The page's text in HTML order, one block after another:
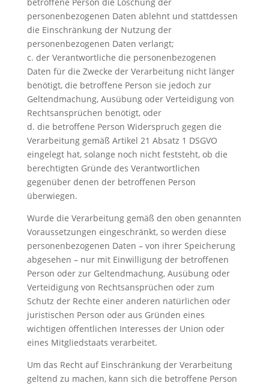
personenbezogenen Daten ablehnt und stattdessen
die Einschränkung der Nutzung der
personenbezogenen Daten verlangt;
c. der Verantwortliche die personenbezogenen
Daten für die Zwecke der Verarbeitung nicht länger
benötigt, die betroffene Person sie jedoch zur
Geltendmachung, Ausübung oder Verteidigung von
Rechtsansprüchen benötigt, oder
d. die betroffene Person Widerspruch gegen die
Verarbeitung gemäß Artikel 21 Absatz 1 DSGVO
eingelegt hat, solange noch nicht feststeht, ob die
berechtigten Gründe des Verantwortlichen
gegenüber denen der betroffenen Person
überwiegen.
Wurde die Verarbeitung gemäß den oben genannten
Voraussetzungen eingeschränkt, so werden diese
personenbezogenen Daten – von ihrer Speicherung
abgesehen – nur mit Einwilligung der betroffenen
Person oder zur Geltendmachung, Ausübung oder
Verteidigung von Rechtsansprüchen oder zum
Schutz der Rechte einer anderen natürlichen oder
juristischen Person oder aus Gründen eines
wichtigen öffentlichen Interesses der Union oder
eines Mitgliedstaats verarbeitet.
Um das Recht auf Einschränkung der Verarbeitung
geltend zu machen, kann sich die betroffene Person